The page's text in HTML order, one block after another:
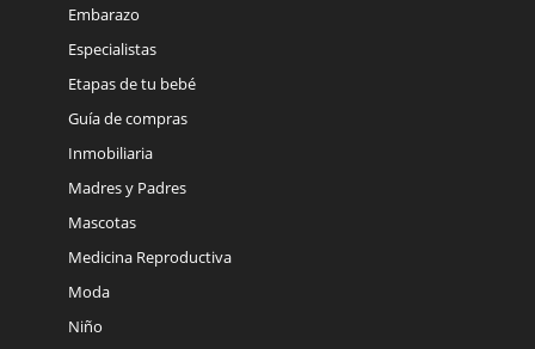
Embarazo
Especialistas
Etapas de tu bebé
Guía de compras
Inmobiliaria
Madres y Padres
Mascotas
Medicina Reproductiva
Moda
Niño